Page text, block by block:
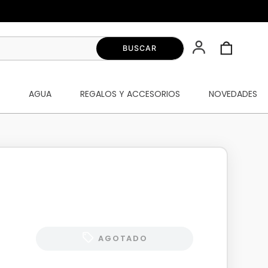
AGUA REGALOS Y ACCESORIOS NOVEDADES
AGOTADO